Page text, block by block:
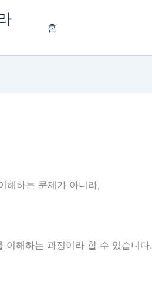
홈
해하는 문제가 아니라,
이해하는 과정이라 할 수 있습니다.